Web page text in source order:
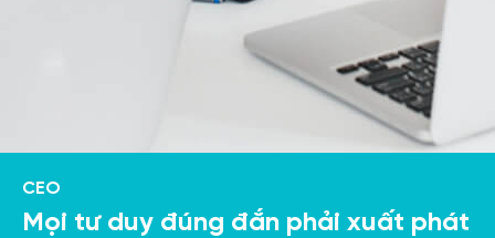
CEO
Mọi tư duy đúng đắn phải xuất phát